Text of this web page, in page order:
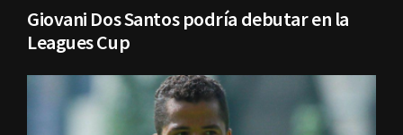
Giovani Dos Santos podría debutar en la
Leagues Cup